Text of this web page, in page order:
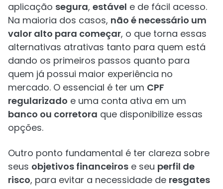
aplicação segura, estável e de fácil acesso.
Na maioria dos casos, não é necessário um
valor alto para começar, o que torna essas
alternativas atrativas tanto para quem está
dando os primeiros passos quanto para
quem já possui maior experiência no
mercado. O essencial é ter um CPF
regularizado e uma conta ativa em um
banco ou corretora que disponibilize essas
opções.
Outro ponto fundamental é ter clareza sobre
seus objetivos financeiros e seu perfil de
risco, para evitar a necessidade de resgates